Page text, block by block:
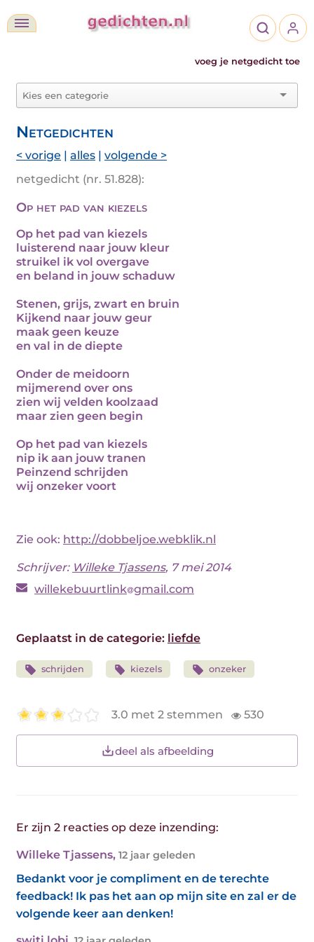
voeg je netgedicht toe
Netgedichten
< vorige | alles | volgende >
netgedicht (nr. 51.828):
Op het pad van kiezels
Op het pad van kiezels
luisterend naar jouw kleur
struikel ik vol overgave
en beland in jouw schaduw
Stenen, grijs, zwart en bruin
Kijkend naar jouw geur
maak geen keuze
en val in de diepte
Onder de meidoorn
mijmerend over ons
zien wij velden koolzaad
maar zien geen begin
Op het pad van kiezels
nip ik aan jouw tranen
Peinzend schrijden
wij onzeker voort
Zie ook: http://dobbeljoe.webklik.nl
Schrijver: Willeke Tjassens, 7 mei 2014
willekebuurtlink gmail.com
Geplaatst in de categorie: liefde
schrijden kiezels onzeker
3.0 met 2 stemmen 530
deel als afbeelding
Er zijn 2 reacties op deze inzending:
Willeke Tjassens, 12 jaar geleden
Bedankt voor je compliment en de terechte
feedback! Ik pas het aan op mijn site en zal er de
volgende keer aan denken!